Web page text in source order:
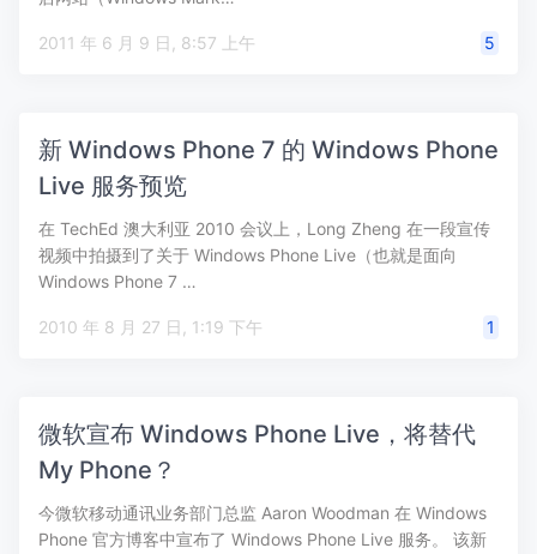
2011 年 6 月 9 日, 8:57 上午 5
新 Windows Phone 7 的 Windows Phone
Live 服务预览
在 TechEd 澳大利亚 2010 会议上，Long Zheng 在一段宣传
视频中拍摄到了关于 Windows Phone Live（也就是面向
Windows Phone 7 …
2010 年 8 月 27 日, 1:19 下午 1
微软宣布 Windows Phone Live，将替代
My Phone？
今微软移动通讯业务部门总监 Aaron Woodman 在 Windows
Phone 官方博客中宣布了 Windows Phone Live 服务。 该新